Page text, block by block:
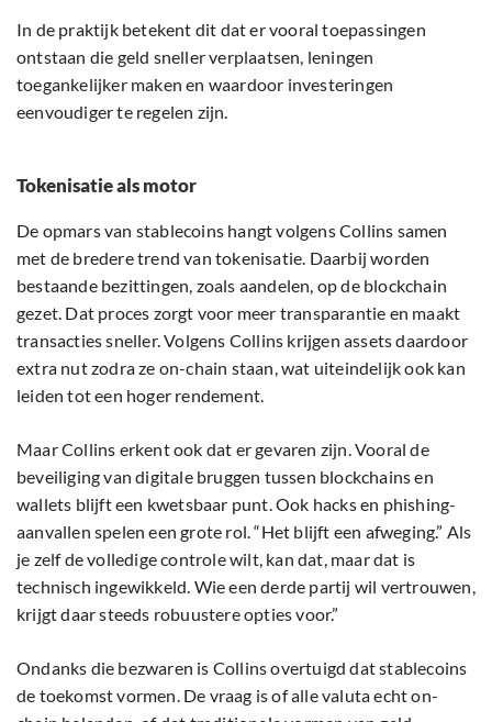
In de praktijk betekent dit dat er vooral toepassingen
ontstaan die geld sneller verplaatsen, leningen
toegankelijker maken en waardoor investeringen
eenvoudiger te regelen zijn.
Tokenisatie als motor
De opmars van stablecoins hangt volgens Collins samen
met de bredere trend van tokenisatie. Daarbij worden
bestaande bezittingen, zoals aandelen, op de blockchain
gezet. Dat proces zorgt voor meer transparantie en maakt
transacties sneller. Volgens Collins krijgen assets daardoor
extra nut zodra ze on-chain staan, wat uiteindelijk ook kan
leiden tot een hoger rendement.
Maar Collins erkent ook dat er gevaren zijn. Vooral de
beveiliging van digitale bruggen tussen blockchains en
wallets blijft een kwetsbaar punt. Ook hacks en phishing-
aanvallen spelen een grote rol. “Het blijft een afweging.” Als
je zelf de volledige controle wilt, kan dat, maar dat is
technisch ingewikkeld. Wie een derde partij wil vertrouwen,
krijgt daar steeds robuustere opties voor.”
Ondanks die bezwaren is Collins overtuigd dat stablecoins
de toekomst vormen. De vraag is of alle valuta echt on-